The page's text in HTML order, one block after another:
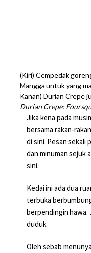
(Kiri) Cempedak
Mangga untuk yang
Kanan) Durian Crepe
Durian Crepe:
Jika kena pada
bersama rakan-
di sini. Pesan sekali
dan minuman sejuk
sini.
Kedai ini ada dua
terbuka
berpendingin hawa.
duduk.
Oleh sebab